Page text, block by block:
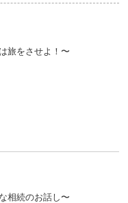
旅をさせよ！〜
相続のお話し〜